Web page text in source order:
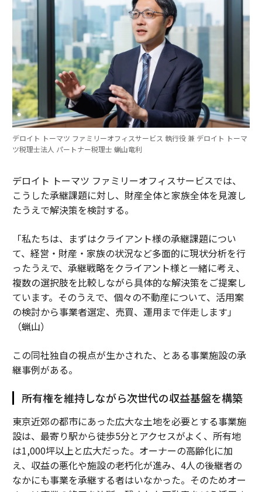
デロイト トーマツ ファミリーオフィスサービス 執行役 兼 デロイト トーマ
ツ税理士法人 パートナー税理士 蝋山竜利
デロイト トーマツ ファミリーオフィスサービスでは、
こうした承継課題に対し、財産全体と家族全体を見渡し
たうえで解決策を検討する。
「私たちは、まずはクライアント様の承継課題につい
て、経営・財産・家族の状況など多面的に現状分析を行
ったうえで、承継戦略をクライアント様と一緒に考え、
複数の選択肢を比較しながら具体的な解決策をご提案し
ています。そのうえで、個々の不動産について、活用案
の検討から事業者選定、売買、運用まで伴走します」
（蝋山）
この同社独自の視点が生かされた、とある事業施設の承
継事例がある。
所有権を維持しながら次世代の収益基盤を構築
東京近郊の都市にあった広大な土地を必要とする事業施
設は、最寄り駅から徒歩5分とアクセスがよく、所有地
は1,000坪以上と広大だった。オーナーの高齢化に加
え、収益の悪化や施設の老朽化が進み、4人の後継者の
なかにも事業を承継する者はいなかった。そのためオー